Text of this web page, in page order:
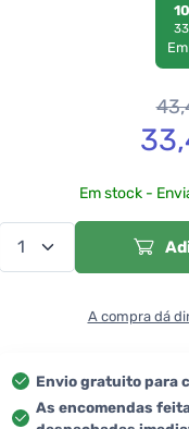
Em stock -
A compra dá
Envio gratuito para
As encomendas